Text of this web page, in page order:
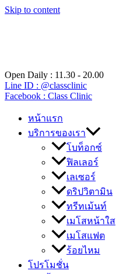
Skip to content
Open Daily : 11.30 - 20.00
Line ID : @classclinic​
Facebook : Class Clinic
หน้าแรก
บริการของเรา
โบท็อกซ์
ฟิลเลอร์
เลเซอร์
ดริปวิตามิน
ทรีทเม้นท์
เมโสหน้าใส
เมโสแฟต
ร้อยไหม
โปรโมชั่น